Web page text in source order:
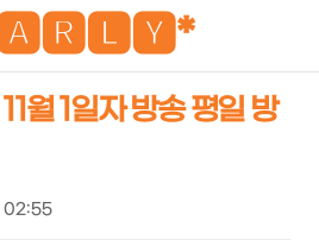
월 1일자 방송 평일 방
02:55